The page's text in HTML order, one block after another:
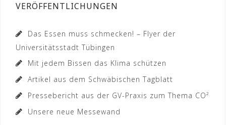
VERÖFFENTLICHUNGEN
Das Essen muss schmecken! – Flyer der
Universitätsstadt Tübingen
Mit jedem Bissen das Klima schützen
Artikel aus dem Schwäbischen Tagblatt
Pressebericht aus der GV-Praxis zum Thema CO²
Unsere neue Messewand